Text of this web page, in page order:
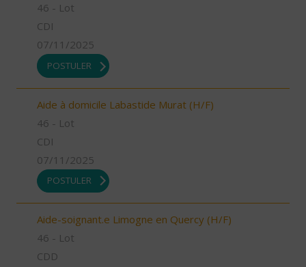
46 - Lot
CDI
07/11/2025
POSTULER
Aide à domicile Labastide Murat (H/F)
46 - Lot
CDI
07/11/2025
POSTULER
Aide-soignant.e Limogne en Quercy (H/F)
46 - Lot
CDD